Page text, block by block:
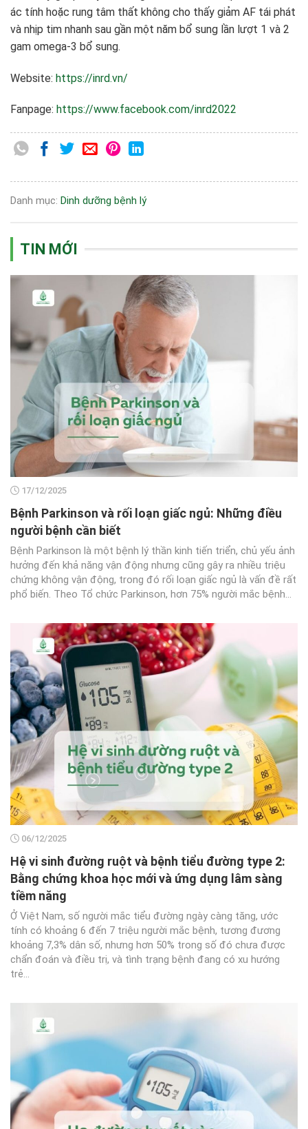
ác tính hoặc rung tâm thất không cho thấy giảm AF tái phát
và nhịp tim nhanh sau gần một năm bổ sung lần lượt 1 và 2
gam omega-3 bổ sung.
Website: https://inrd.vn/
Fanpage: https://www.facebook.com/inrd2022
Danh mục: Dinh dưỡng bệnh lý
TIN MỚI
17/12/2025
Bệnh Parkinson và rối loạn giấc ngủ: Những điều
người bệnh cần biết
Bệnh Parkinson là một bệnh lý thần kinh tiến triển, chủ yếu ảnh
hưởng đến khả năng vận động nhưng cũng gây ra nhiều triệu
chứng không vận động, trong đó rối loạn giấc ngủ là vấn đề rất
phổ biến. Theo Tổ chức Parkinson, hơn 75% người mắc bệnh...
06/12/2025
Hệ vi sinh đường ruột và bệnh tiểu đường type 2:
Bằng chứng khoa học mới và ứng dụng lâm sàng
tiềm năng
Ở Việt Nam, số người mắc tiểu đường ngày càng tăng, ước
tính có khoảng 6 đến 7 triệu người mắc bệnh, tương đương
khoảng 7,3% dân số, nhưng hơn 50% trong số đó chưa được
chẩn đoán và điều trị, và tình trạng bệnh đang có xu hướng
trẻ...